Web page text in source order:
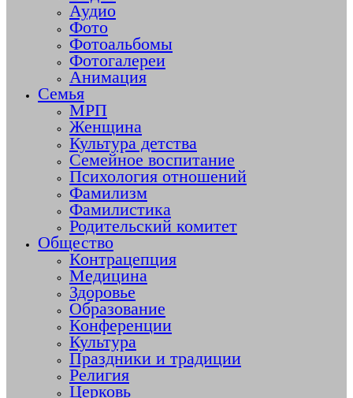
Аудио
Фото
Фотоальбомы
Фотогалереи
Анимация
Семья
МРП
Женщина
Культура детства
Семейное воспитание
Психология отношений
Фамилизм
Фамилистика
Родительский комитет
Общество
Контрацепция
Медицина
Здоровье
Образование
Конференции
Культура
Праздники и традиции
Религия
Церковь